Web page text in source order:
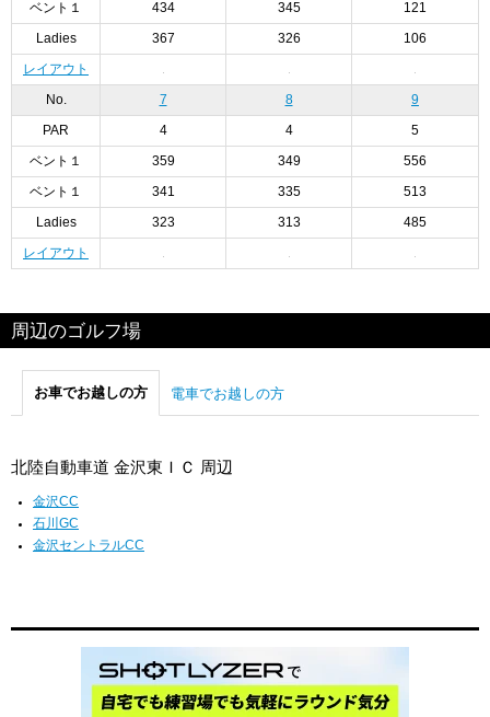
ベント１ 434 345 121
Ladies 367 326 106
レイアウト
No. 7 8 9
PAR 4 4 5
ベント１ 359 349 556
ベント１ 341 335 513
Ladies 323 313 485
レイアウト
周辺のゴルフ場
お車でお越しの方 電車でお越しの方
北陸自動車道 金沢東ＩＣ 周辺
金沢CC
石川GC
金沢セントラルCC